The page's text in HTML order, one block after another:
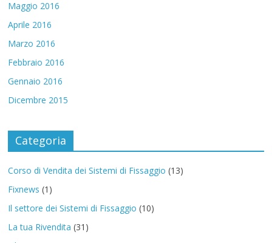
Maggio 2016
Aprile 2016
Marzo 2016
Febbraio 2016
Gennaio 2016
Dicembre 2015
Categoria
Corso di Vendita dei Sistemi di Fissaggio (13)
Fixnews (1)
Il settore dei Sistemi di Fissaggio (10)
La tua Rivendita (31)